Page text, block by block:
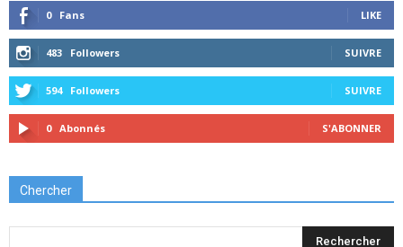
0 Fans LIKE
483 Followers SUIVRE
594 Followers SUIVRE
0 Abonnés S'ABONNER
Chercher